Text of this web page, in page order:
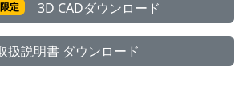
定 3D CADダウンロード
扱説明書 ダウンロード